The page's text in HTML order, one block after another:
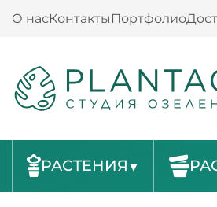
О насКонтакты Портфолио
РАСТЕНИЯ